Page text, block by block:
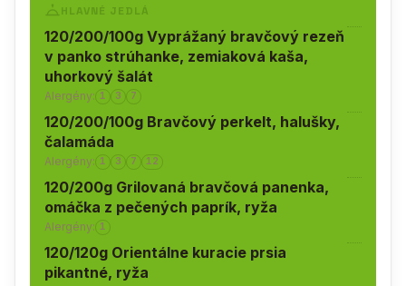
HLAVNÉ JEDLÁ
120/200/100g Vyprážaný bravčový rezeň
v panko strúhanke, zemiaková kaša,
uhorkový šalát
Alergény: 1 3 7
120/200/100g Bravčový perkelt, halušky,
čalamáda
Alergény: 1 3 7 12
120/200g Grilovaná bravčová panenka,
omáčka z pečených paprík, ryža
Alergény: 1
120/120g Orientálne kuracie prsia
pikantné, ryža